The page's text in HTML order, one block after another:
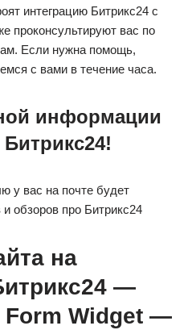
интеграцию Битрикс24 с
проконсультируют вас по
Если нужна помощь,
с вами в течение часа.
информации
у вас на почте будет
обзоров про Битрикс24
на
—
Form Widget —